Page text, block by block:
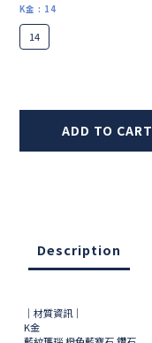
K金 : 14
14
ADD TO CART
Description
｜材質資訊｜
K金